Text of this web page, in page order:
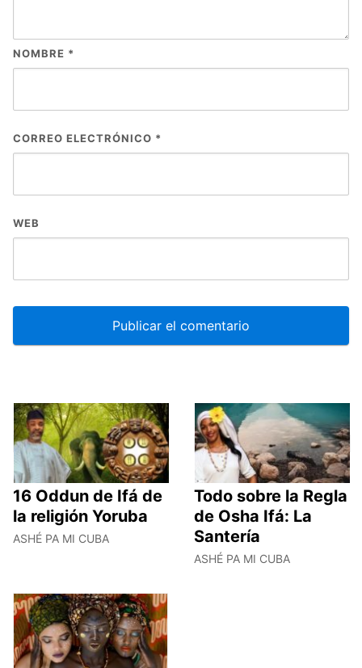
NOMBRE *
CORREO ELECTRÓNICO *
WEB
16 Oddun de Ifá de
la religión Yoruba
ASHÉ PA MI CUBA
Todo sobre la Regla
de Osha Ifá: La
Santería
ASHÉ PA MI CUBA